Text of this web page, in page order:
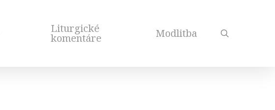
Liturgické
komentáre Modlitba